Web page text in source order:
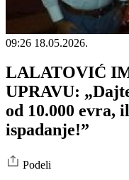
09:26 18.05.2026.
LALATOVIĆ
UPRAVU:
od 10.000 evra,
ispadanje!”
Podeli